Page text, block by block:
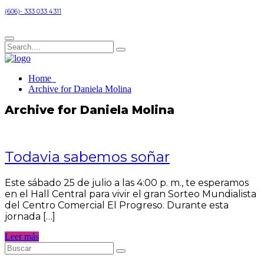
(606)- 333 033 4311
Home
Archive for Daniela Molina
Archive for Daniela Molina
Todavia sabemos soñar
Este sábado 25 de julio a las 4:00 p. m., te esperamos
en el Hall Central para vivir el gran Sorteo Mundialista
del Centro Comercial El Progreso. Durante esta
jornada […]
Leer más